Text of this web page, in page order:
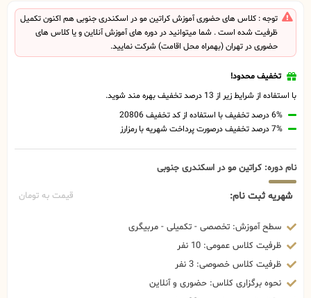
توجه : کلاس های حضوری آموزش کراتین مو در اسکندری جنوبی هم اکنون تکمیل
ظرفیت شده است . شما میتوانید در دوره های آموزش آنلاین و یا کلاس های
حضوری در تهران (بهمراه محل اقامت) شرکت نمایید.
تخفیف محدود!
با استفاده از شرایط زیر از 13 درصد تخفیف بهره مند شوید.
6% درصد تخفیف با استفاده از کد تخفیف 20806
7% درصد تخفیف درصورت پرداخت شهریه با رمزارز
نام دوره: کراتین مو در اسکندری جنوبی
شهریه ثبت نام: قیمت به تومان
سطح آموزش: تخصصی - تکمیلی - مربیگری
ظرفیت کلاس عمومی: 10 نفر
ظرفیت کلاس خصوصی: 3 نفر
نحوه برگزاری کلاس: حضوری و آنلاین